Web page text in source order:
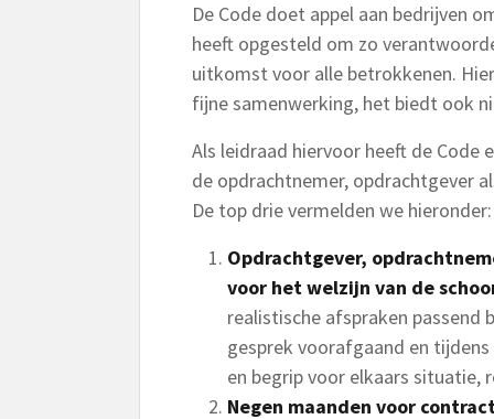
De Code doet appel aan bedrijven
heeft opgesteld om zo
uitkomst voor alle betrokkenen.
fijne samenwerking, het biedt ook
Als leidraad hiervoor heeft de Code
de opdrachtnemer, opdrachtgever
De top drie vermelden we hieronder:
Opdrachtgever,
voor het welzijn van de
realistische afspraken passend
gesprek voorafgaand en
en begrip voor elkaars situatie,
Negen maanden voor